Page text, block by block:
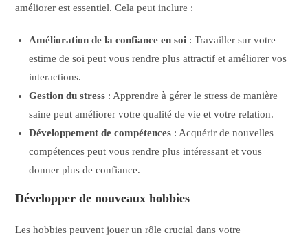
améliorer est essentiel. Cela peut inclure :
Amélioration de la confiance en soi : Travailler sur votre
estime de soi peut vous rendre plus attractif et améliorer vos
interactions.
Gestion du stress : Apprendre à gérer le stress de manière
saine peut améliorer votre qualité de vie et votre relation.
Développement de compétences : Acquérir de nouvelles
compétences peut vous rendre plus intéressant et vous
donner plus de confiance.
Développer de nouveaux hobbies
Les hobbies peuvent jouer un rôle crucial dans votre